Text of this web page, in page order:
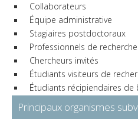
Collaborateurs
Équipe administrative
Stagiaires postdoctoraux
Professionnels de recherche
Chercheurs invités
Étudiants visiteurs de
Étudiants récipiendaires de
Principaux organismes